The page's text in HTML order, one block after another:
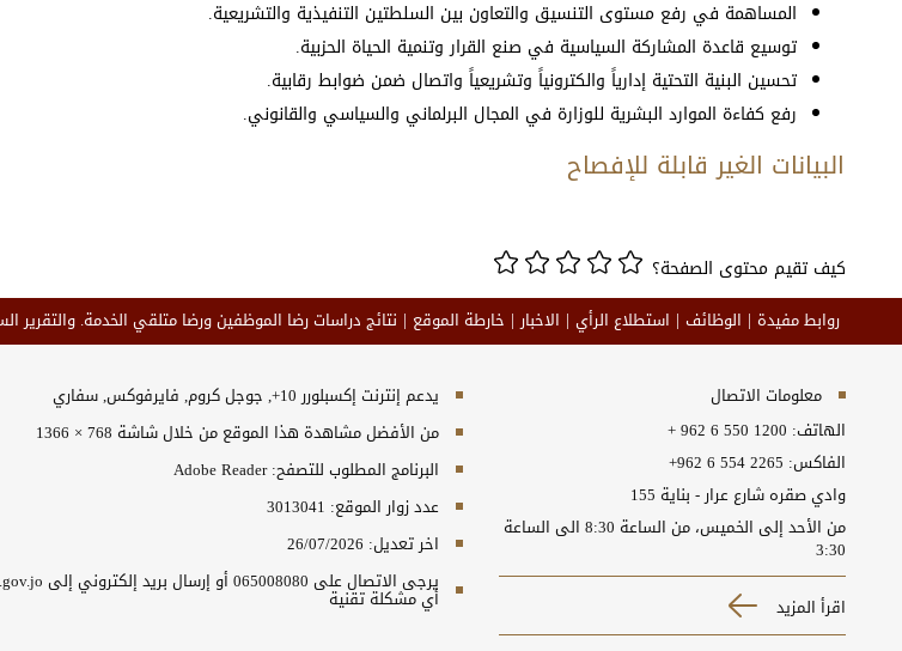
المساهمة في رفع مستوى التنسيق والتعاون بين السلطتين التنفيذية والتشريعية.
توسيع قاعدة المشاركة السياسية في صنع القرار وتنمية الحياة الحزبية.
تحسين البنية التحتية إدارياً والكترونياً وتشريعياً واتصال ضمن ضوابط رقابية.
رفع كفاءة الموارد البشرية للوزارة في المجال البرلماني والسياسي والقانوني.
البيانات الغير قابلة للإفصاح
كيف تقيم محتوى الصفحة؟
روابط مفيدة الوظائف استطلاع الرأي الاخبار خارطة الموقع نتائج دراسات رضا الموظفين ورضا متلقي الخدمة. والتقرير
معلومات الاتصال
الهاتف: + 962 6 550 1200
الفاكس: +962 6 554 2265
وادي صقره شارع عرار - بناية 155
من الأحد إلى الخميس، من الساعة 8:30 الى الساعة
3:30
اقرأ المزيد
يدعم إنترنت إكسبلورر 10+, جوجل كروم, فايرفوكس, سفاري
من الأفضل مشاهدة هذا الموقع من خلال شاشة 768 × 1366
البرنامج المطلوب للتصفح: Adobe Reader
عدد زوار الموقع: 3013041
اخر تعديل: 26/07/2026
أي مشكلة تقنية